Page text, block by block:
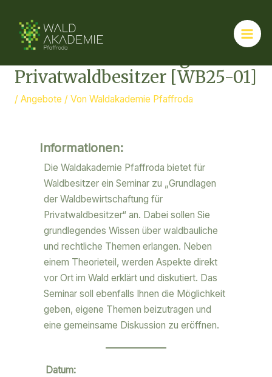
Seminar: Grundlagen Der
Privatwaldbesitzer [WB25-01]
/ Angebote / Von Waldakademie Pfaffroda
Informationen:
Die Waldakademie Pfaffroda bietet für
Waldbesitzer ein Seminar zu „Grundlagen
der Waldbewirtschaftung für
Privatwaldbesitzer“ an. Dabei sollen Sie
grundlegendes Wissen über waldbauliche
und rechtliche Themen erlangen. Neben
einem Theorieteil, werden Aspekte direkt
vor Ort im Wald erklärt und diskutiert. Das
Seminar soll ebenfalls Ihnen die Möglichkeit
geben, eigene Themen beizutragen und
eine gemeinsame Diskussion zu eröffnen.
Datum: